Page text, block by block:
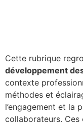
Cette rubrique
développement
contexte
méthodes et
l’engagement et la
collaborateurs.